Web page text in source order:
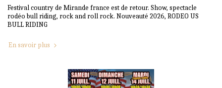
Festival country de Mirande france est de retour. Show, spectacle
rodéo bull riding, rock and roll rock. Nouveauté 2026, RODEO US
BULL RIDING
En savoir plus